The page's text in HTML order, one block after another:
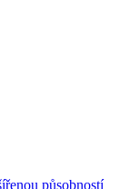
působností